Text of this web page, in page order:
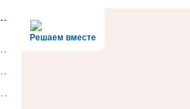
Решаем вместе